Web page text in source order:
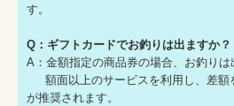
す。
Q：ギフトカードでお釣りは出ますか？
A：金額指定の商品券の場合、お釣りは
額面以上のサービスを利用し、差額
が推奨されます。